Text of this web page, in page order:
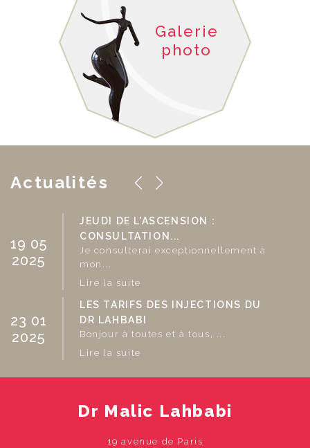
Galerie
photo
Actualités
19 05
2025
JEUDI DE L'ASCENSION :
CONSULTATION...
Je consulterai exceptionnellement à
mon...
Lire la suite
23 01
2025
LES TARIFS DES INJECTIONS DU
DR LAHBABI
Bonjour à toutes et à tous, ...
Lire la suite
Dr Malic Lahbabi
19 avenue de Paris